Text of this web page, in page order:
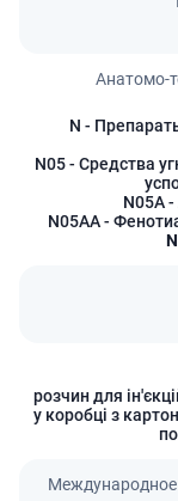
Анатомо-
N -
N05- Средства
N05A-
N05AA-
розчин для
у коробці з